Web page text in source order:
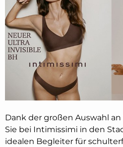
Dank der großen Auswahl
Sie bei Intimissimi in den
idealen Begleiter für